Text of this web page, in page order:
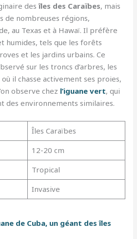
desîles des Caraïbes, mais
de nombreuses régions,
au Texas et à Hawaï. Il préfère
humides, tels que les forêts
et les jardins urbains. Ce
sur les troncs d’arbres, les
il chasse activement ses proies,
observe chez l’iguane vert, qui
des environnements similaires.
Îles Caraïbes
12-20 cm
Tropical
Invasive
de Cuba, un géant des îles